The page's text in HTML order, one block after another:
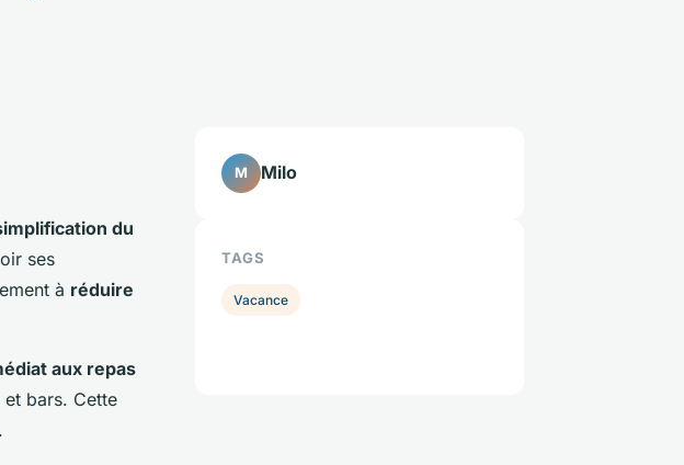
du
ses
à réduire
aux repas
et bars. Cette
M Milo
TAGS
Vacance